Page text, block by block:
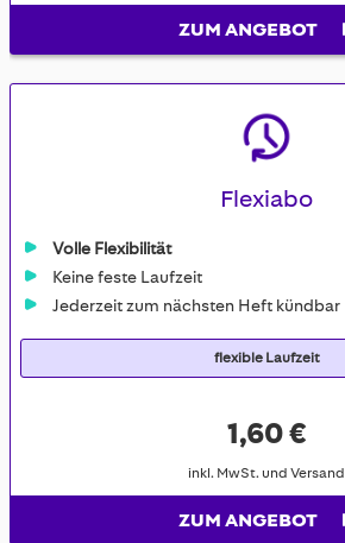
ZUM ANGEBOT
Flexiabo
Volle Flexibilität
Keine feste Laufzeit
Jederzeit zum nächsten Heft kündbar
flexible Laufzeit
1,60 €
inkl. MwSt. und Versand
ZUM ANGEBOT